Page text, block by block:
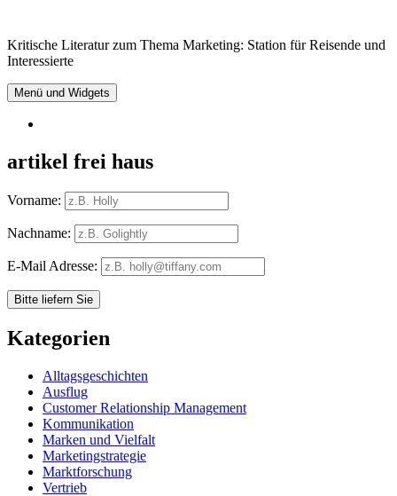
Inhalt
Kritische Literatur zum Thema Marketing: Station für Reisende und
Interessierte
Menü und Widgets
artikel frei haus
Vorname:
Nachname:
E-Mail Adresse:
Kategorien
Alltagsgeschichten
Ausflug
Customer Relationship Management
Kommunikation
Marken und Vielfalt
Marketingstrategie
Marktforschung
Vertrieb